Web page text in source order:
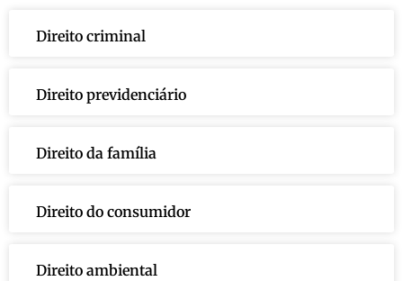
Direito criminal
Direito previdenciário
Direito da família
Direito do consumidor
Direito ambiental